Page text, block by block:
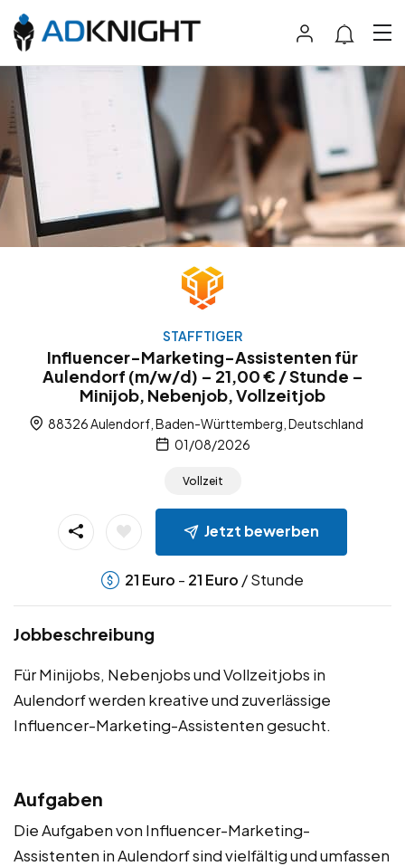
STAFFTIGER
Influencer-Marketing-Assistenten für
Aulendorf (m/w/d) – 21,00 € / Stunde –
Minijob, Nebenjob, Vollzeitjob
88326 Aulendorf, Baden-Württemberg, Deutschland
01/08/2026
Vollzeit
Jetzt bewerben
21 Euro - 21 Euro / Stunde
Jobbeschreibung
Für Minijobs, Nebenjobs und Vollzeitjobs in
Aulendorf werden kreative und zuverlässige
Influencer-Marketing-Assistenten gesucht.
Aufgaben
Die Aufgaben von Influencer-Marketing-
Assistenten in Aulendorf sind vielfältig und umfassen